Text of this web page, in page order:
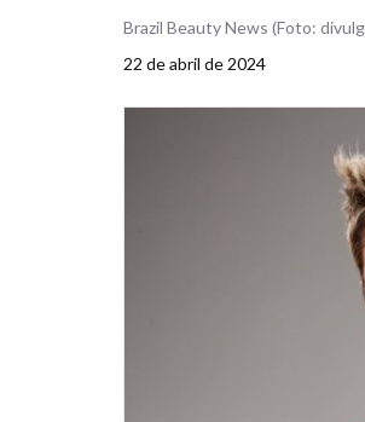
Brazil Beauty News (Foto:
22 de abril de 2024